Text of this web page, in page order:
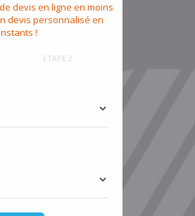
devis en ligne en moins
devis personnalisé en
!
ETAPE 2